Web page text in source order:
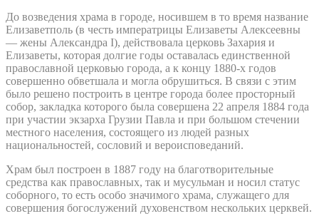
До возведения храма в городе, носившем в то время название
Елизаветполь (в честь императрицы Елизаветы Алексеевны
— жены Александра I), действовала церковь Захария и
Елизаветы, которая долгие годы оставалась единственной
православной церковью города, а к концу 1880-х годов
совершенно обветшала и могла обрушиться. В связи с этим
было решено построить в центре города более просторный
собор, закладка которого была совершена 22 апреля 1884 года
при участии экзарха Грузии Павла и при большом стечении
местного населения, состоящего из людей разных
национальностей, сословий и вероисповеданий.
Храм был построен в 1887 году на благотворительные
средства как православных, так и мусульман и носил статус
соборного, то есть особо значимого храма, служащего для
совершения богослужений духовенством нескольких церквей.